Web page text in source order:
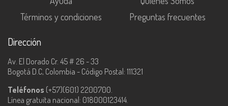
Términos y condiciones
Preguntas frecuentes
Dirección
Av. El Dorado Cr. 45 # 26 - 33
Bogotá D.C, Colombia - Código Postal: 111321
Teléfonos (+57)(601) 2200700.
Línea gratuita nacional: 018000123414.